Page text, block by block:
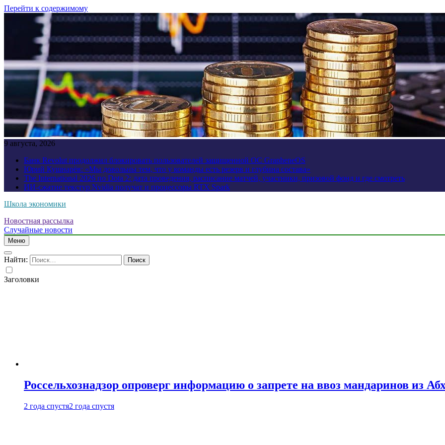
Перейти к содержимому
9 августа, 2026
Банк Revolut продолжил блокировать пользователей защищенной ОС GrapheneOS
Юрий Кушнарёв: «Мы довольны тем, что у команды есть резерв и глубина состава»
The International 2026 по Dota 2: дата проведения, расписание матчей, участники, призовой фонд и где смотреть
ИИ-сжатие текстур Nvidia получат и процессоры RTX Spark
Школа экономики
Новостная рассылка
Случайные новости
Меню
Найти:
Заголовки
Россельхознадзор опроверг информацию о запрете на ввоз мандаринов из
2 года спустя2 года спустя